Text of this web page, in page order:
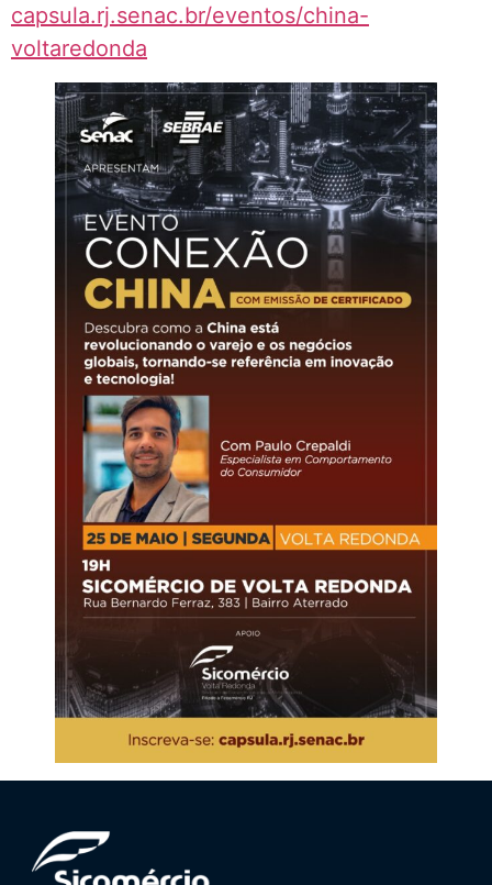
capsula.rj.senac.br/eventos/china-
voltaredonda